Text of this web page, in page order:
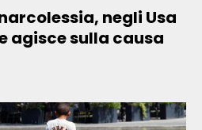
negli Usa
agisce sulla causa